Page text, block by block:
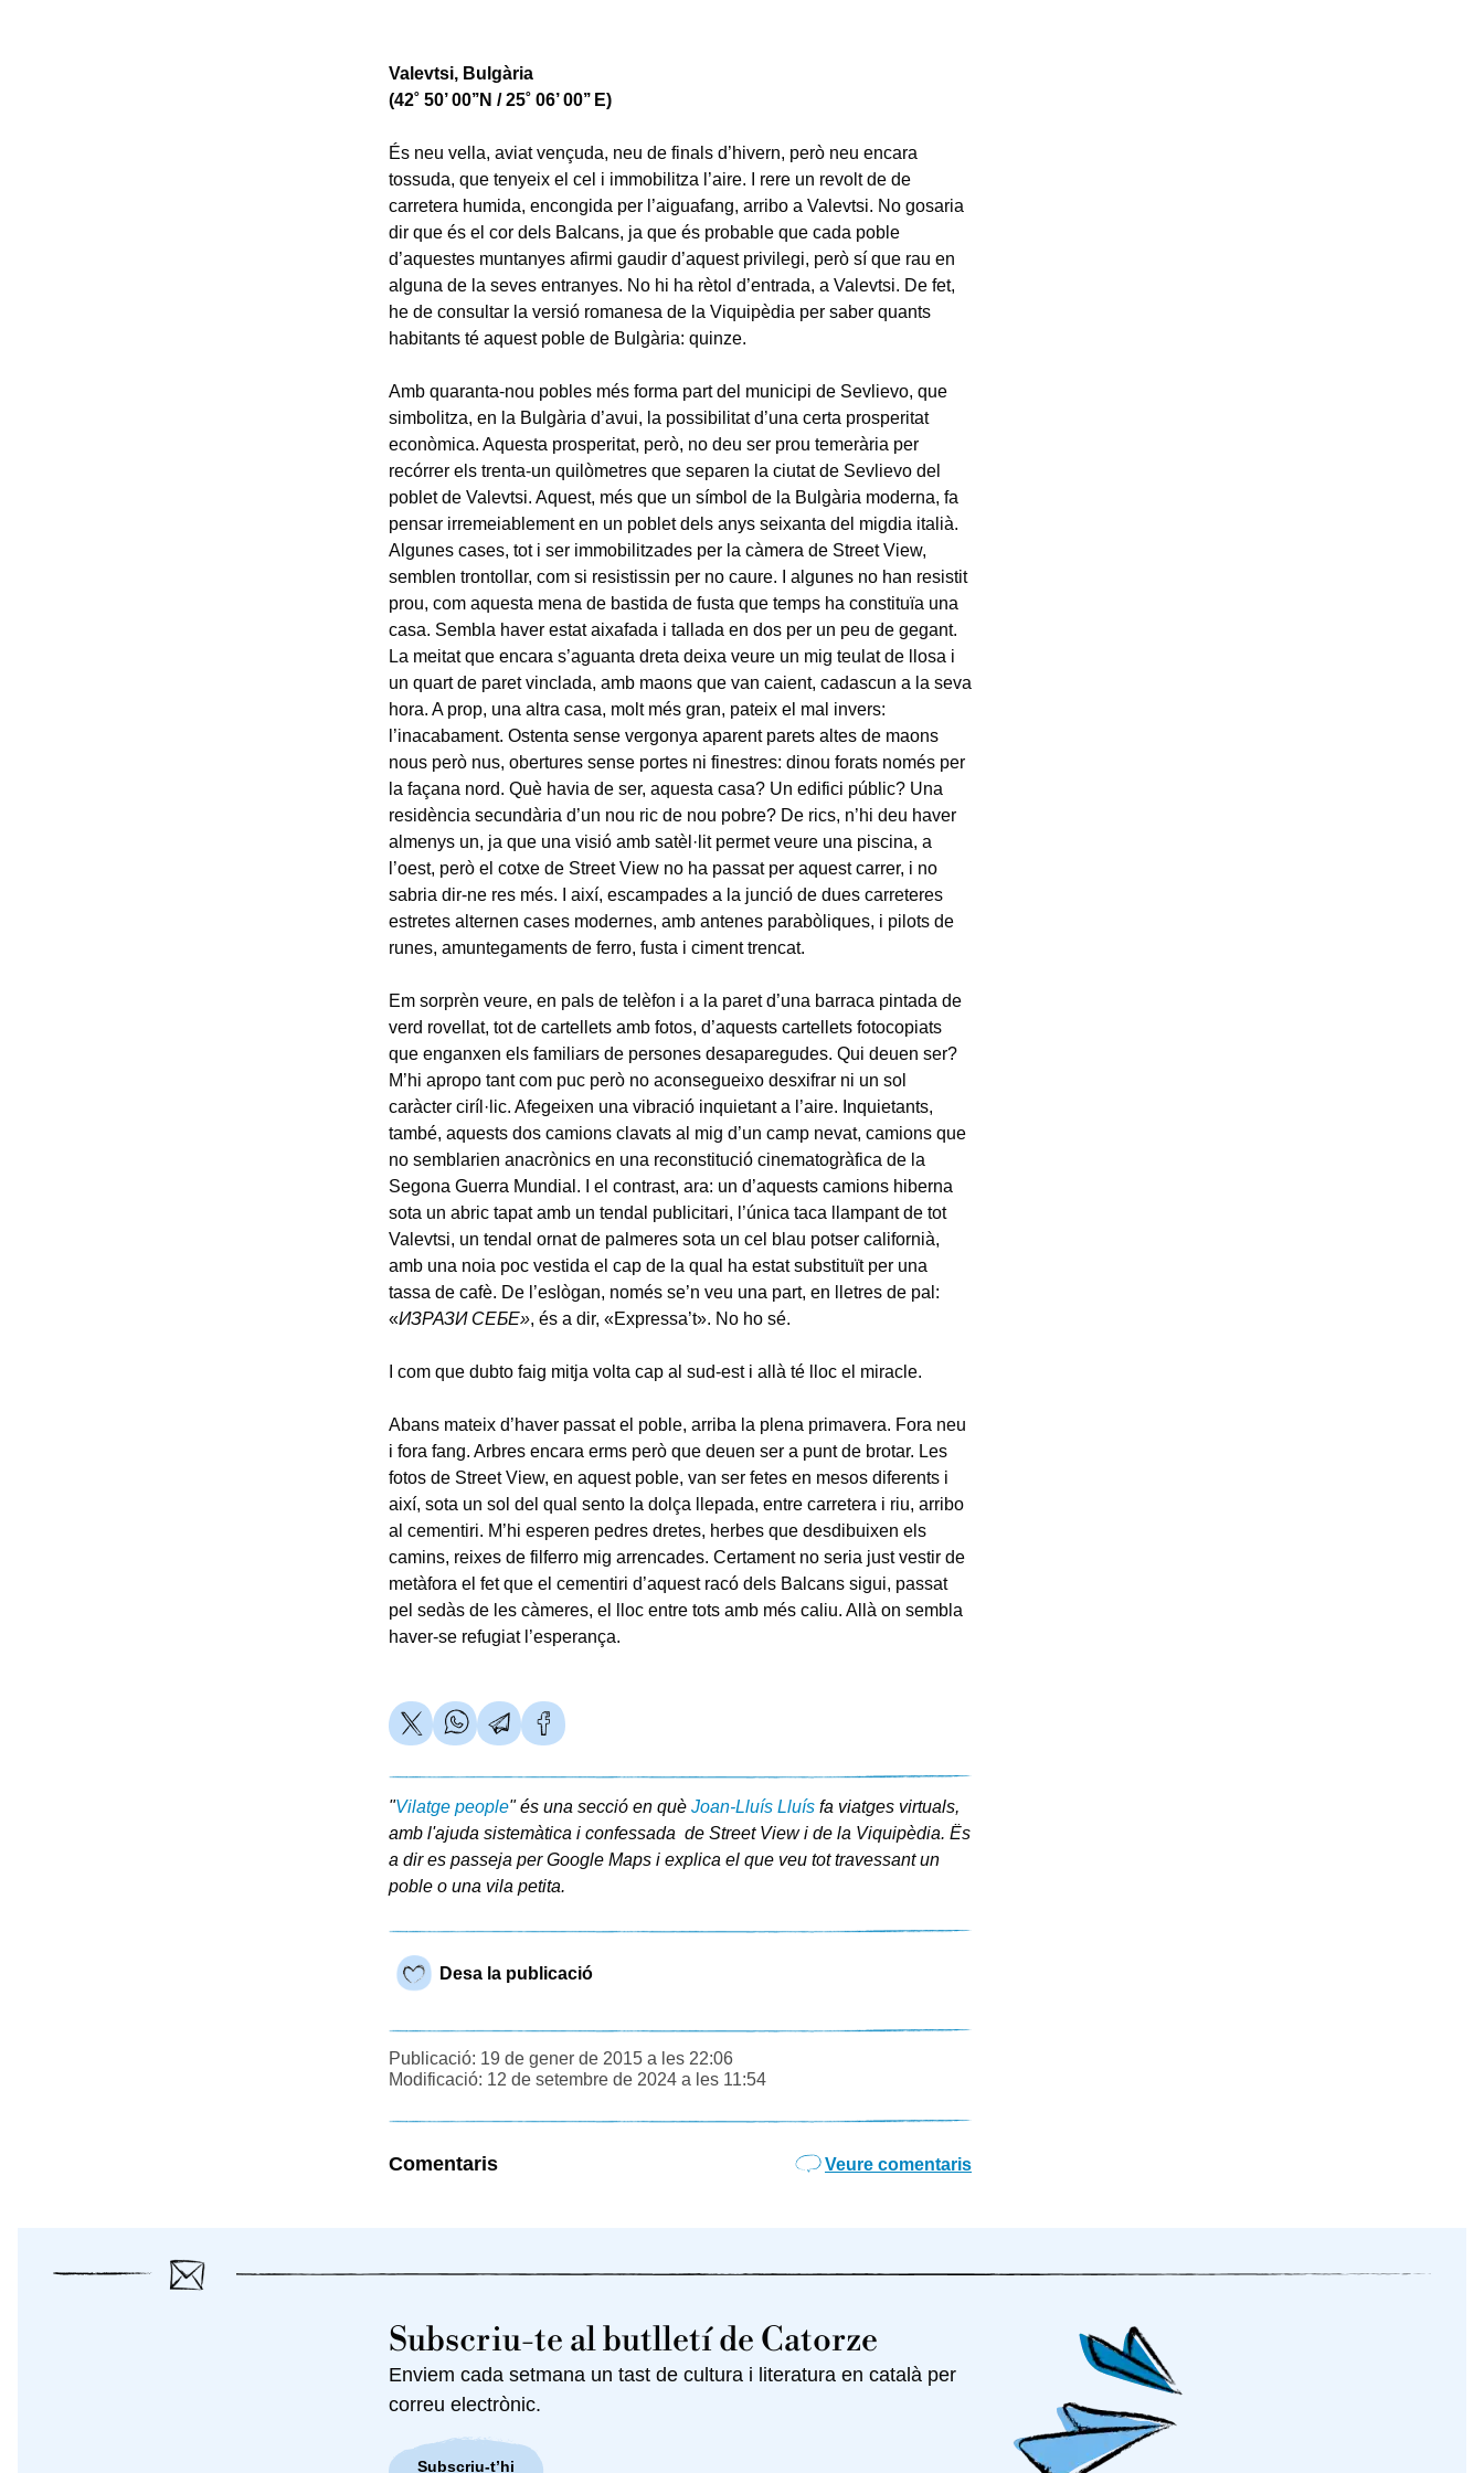
Valevtsi, Bulgària
(42˚ 50’ 00’’N / 25˚ 06’ 00’’ E)
És neu vella, aviat vençuda, neu de finals d’hivern, però neu encara
tossuda, que tenyeix el cel i immobilitza l’aire. I rere un revolt de de
carretera humida, encongida per l’aiguafang, arribo a Valevtsi. No gosaria
dir que és el cor dels Balcans, ja que és probable que cada poble
d’aquestes muntanyes afirmi gaudir d’aquest privilegi, però sí que rau en
alguna de la seves entranyes. No hi ha rètol d’entrada, a Valevtsi. De fet,
he de consultar la versió romanesa de la Viquipèdia per saber quants
habitants té aquest poble de Bulgària: quinze.
Amb quaranta-nou pobles més forma part del municipi de Sevlievo, que
simbolitza, en la Bulgària d’avui, la possibilitat d’una certa prosperitat
econòmica. Aquesta prosperitat, però, no deu ser prou temerària per
recórrer els trenta-un quilòmetres que separen la ciutat de Sevlievo del
poblet de Valevtsi. Aquest, més que un símbol de la Bulgària moderna, fa
pensar irremeiablement en un poblet dels anys seixanta del migdia italià.
Algunes cases, tot i ser immobilitzades per la càmera de Street View,
semblen trontollar, com si resistissin per no caure. I algunes no han resistit
prou, com aquesta mena de bastida de fusta que temps ha constituïa una
casa. Sembla haver estat aixafada i tallada en dos per un peu de gegant.
La meitat que encara s’aguanta dreta deixa veure un mig teulat de llosa i
un quart de paret vinclada, amb maons que van caient, cadascun a la seva
hora. A prop, una altra casa, molt més gran, pateix el mal invers:
l’inacabament. Ostenta sense vergonya aparent parets altes de maons
nous però nus, obertures sense portes ni finestres: dinou forats només per
la façana nord. Què havia de ser, aquesta casa? Un edifici públic? Una
residència secundària d’un nou ric de nou pobre? De rics, n’hi deu haver
almenys un, ja que una visió amb satèl·lit permet veure una piscina, a
l’oest, però el cotxe de Street View no ha passat per aquest carrer, i no
sabria dir-ne res més. I així, escampades a la junció de dues carreteres
estretes alternen cases modernes, amb antenes parabòliques, i pilots de
runes, amuntegaments de ferro, fusta i ciment trencat.
Em sorprèn veure, en pals de telèfon i a la paret d’una barraca pintada de
verd rovellat, tot de cartellets amb fotos, d’aquests cartellets fotocopiats
que enganxen els familiars de persones desaparegudes. Qui deuen ser?
M’hi apropo tant com puc però no aconsegueixo desxifrar ni un sol
caràcter ciríl·lic. Afegeixen una vibració inquietant a l’aire. Inquietants,
també, aquests dos camions clavats al mig d’un camp nevat, camions que
no semblarien anacrònics en una reconstitució cinematogràfica de la
Segona Guerra Mundial. I el contrast, ara: un d’aquests camions hiberna
sota un abric tapat amb un tendal publicitari, l’única taca llampant de tot
Valevtsi, un tendal ornat de palmeres sota un cel blau potser californià,
amb una noia poc vestida el cap de la qual ha estat substituït per una
tassa de cafè. De l’eslògan, només se’n veu una part, en lletres de pal:
«ИЗРАЗИ СЕБЕ», és a dir, «Expressa’t». No ho sé.
I com que dubto faig mitja volta cap al sud-est i allà té lloc el miracle.
Abans mateix d’haver passat el poble, arriba la plena primavera. Fora neu
i fora fang. Arbres encara erms però que deuen ser a punt de brotar. Les
fotos de Street View, en aquest poble, van ser fetes en mesos diferents i
així, sota un sol del qual sento la dolça llepada, entre carretera i riu, arribo
al cementiri. M’hi esperen pedres dretes, herbes que desdibuixen els
camins, reixes de filferro mig arrencades. Certament no seria just vestir de
metàfora el fet que el cementiri d’aquest racó dels Balcans sigui, passat
pel sedàs de les càmeres, el lloc entre tots amb més caliu. Allà on sembla
haver-se refugiat l’esperança.
"Vilatge people" és una secció en què Joan-Lluís Lluísfa viatges virtuals,
amb l'ajuda sistemàtica i confessada de Street View i de la Viquipèdia. Ës
a dir es passeja per Google Maps i explica el que veu tot travessant un
poble o una vila petita.
Desa la publicació
Publicació: 19 de gener de 2015 a les 22:06
Modificació: 12 de setembre de 2024 a les 11:54
Comentaris Veure comentaris
Subscriu-te al butlletí de Catorze
Enviem cada setmana un tast de cultura i literatura en català per
correu electrònic.
Subscriu-t’hi